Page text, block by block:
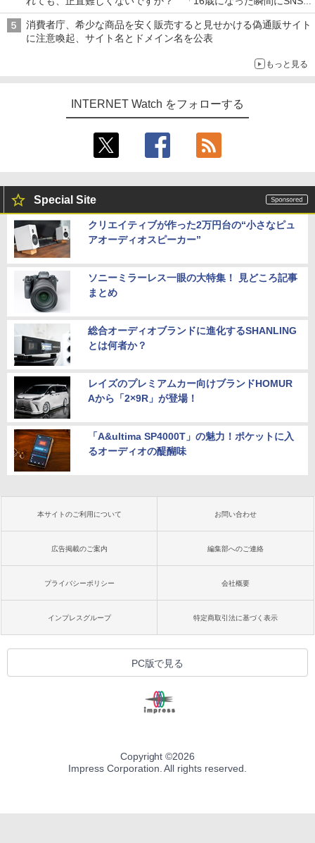
デビューする方が怖い」という上沼紫野弁護士にヒントを聞く
消費者庁、希少な商品を安く販売すると見せかける偽通販サイト
に注意喚起、サイト名とドメイン名を公表
もっと見る
INTERNET Watch をフォローする
Special Site
クリエイティブが作った2万円台の“小さなピュ
アオーディオスピーカー”
ソニーミラーレス一眼の大特集！ 見どころ記事
まとめ
総合オーディオブランドに進化するSHANLING
とは何者か？
レイズのプレミアムカー向けブランドHOMUR
Aから「2×9R」が登場！
「A&ultima SP4000T」の魅力！ポケットに入
るオーディオの醍醐味
本サイトのご利用について お問い合わせ
広告掲載のご案内 編集部へのご連絡
プライバシーポリシー 会社概要
インプレスグループ 特定商取引法に基づく表示
PC版で見る
Copyright ©2026
Impress Corporation. All rights reserved.